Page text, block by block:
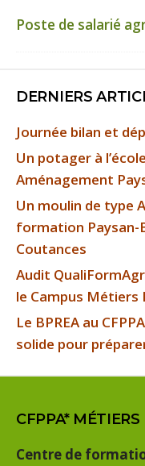
Poste de salarié
DERNIERS
Journée bilan et
Un potager à
Aménagement
Un moulin de type
formation Paysan-
Coutances
Audit
le Campus Métiers
Le BPREA au
solide pour
CFPPA*
Centre de